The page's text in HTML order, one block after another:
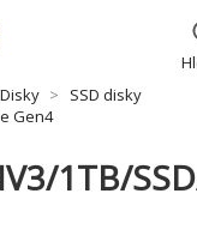
Disky
SSD disky
Gen4
1TB/